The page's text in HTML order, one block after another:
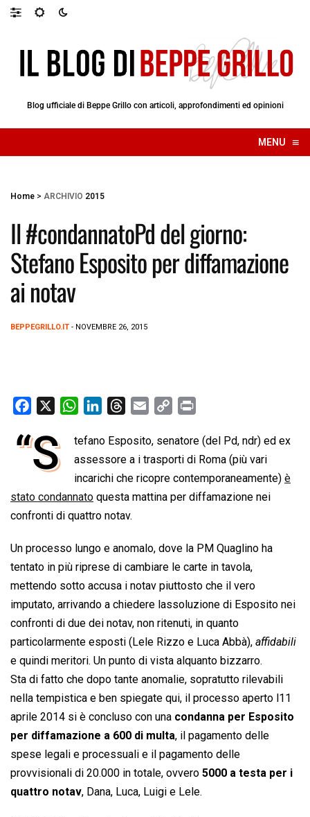
Blog ufficiale di Beppe Grillo con articoli, approfondimenti ed opinioni
MENU ≡
☰
Home > ARCHIVIO 2015
Il #condannatoPd del giorno:
Stefano Esposito per diffamazione
ai notav
BEPPEGRILLO.IT - NOVEMBRE 26, 2015
c
e
o
o
W
a
t
s
A
p
n
k
e
d
I
r
e
a
d
s
a
i
l
p
y
L
i
i
n
t
“S
tefano Esposito, senatore (del Pd, ndr) ed ex
assessore a i trasporti di Roma (più vari
incarichi che ricopre contemporaneamente) è
stato condannato questa mattina per diffamazione nei
confronti di quattro notav.
Un processo lungo e anomalo, dove la PM Quaglino ha
tentato in più riprese di cambiare le carte in tavola,
mettendo sotto accusa i notav piuttosto che il vero
imputato, arrivando a chiedere lassoluzione di Esposito nei
confronti di due dei notav, non ritenuti, in quanto
particolarmente esposti (Lele Rizzo e Luca Abbà),  affidabili
e quindi meritori. Un punto di vista alquanto bizzarro.
Sta di fatto che dopo tante anomalie, sopratutto rilevabili
nella tempistica e ben spiegate qui, il processo aperto l11
aprile 2014 si è concluso con una condanna per Esposito
per diffamazione a 600 di multa, il pagamento delle
spese legali e processuali e il pagamento delle
provvisionali di 20.000 in totale, ovvero 5000 a testa per i
quattro notav, Dana, Luca, Luigi e Lele.